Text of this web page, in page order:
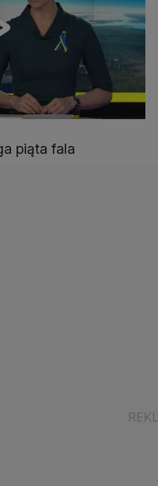
piąta fala